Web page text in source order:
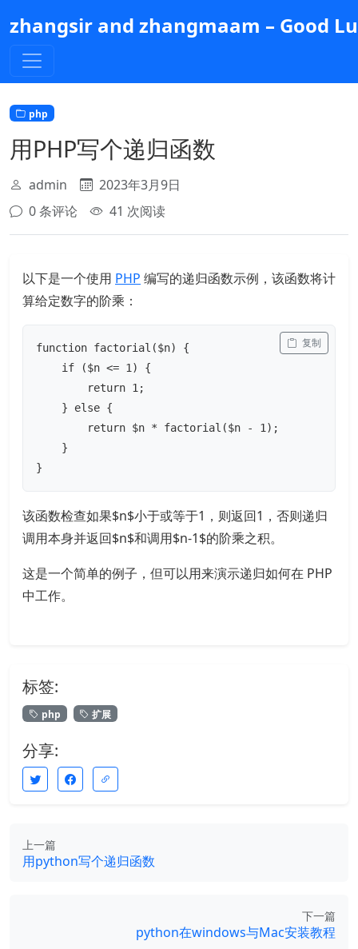
到
主
内
容
zhangsir and zhangmaam – Good
php
用PHP写个递归函数
admin
2023年3月9日
0 条评论
41 次阅读
以下是一个使用 PHP 编写的递归函数示例，该函数将计
算给定数字的阶乘：
function factorial($n) {
if ($n <= 1) {
return 1;
} else {
return $n * factorial($n - 1);
}
}
复制
该函数检查如果$n$小于或等于1，则返回1，否则递归
调用本身并返回$n$和调用$n-1$的阶乘之积。
这是一个简单的例子，但可以用来演示递归如何在 PHP
中工作。
标签:
php 扩展
分享:
上一篇
用python写个递归函数
下一篇
python在windows与Mac安装教程